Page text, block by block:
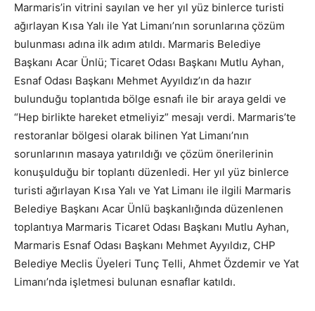
Marmaris’in vitrini sayılan ve her yıl yüz binlerce turisti
ağırlayan Kısa Yalı ile Yat Limanı’nın sorunlarına çözüm
bulunması adına ilk adım atıldı. Marmaris Belediye
Başkanı Acar Ünlü; Ticaret Odası Başkanı Mutlu Ayhan,
Esnaf Odası Başkanı Mehmet Ayyıldız’ın da hazır
bulunduğu toplantıda bölge esnafı ile bir araya geldi ve
“Hep birlikte hareket etmeliyiz” mesajı verdi. Marmaris’te
restoranlar bölgesi olarak bilinen Yat Limanı’nın
sorunlarının masaya yatırıldığı ve çözüm önerilerinin
konuşulduğu bir toplantı düzenledi. Her yıl yüz binlerce
turisti ağırlayan Kısa Yalı ve Yat Limanı ile ilgili Marmaris
Belediye Başkanı Acar Ünlü başkanlığında düzenlenen
toplantıya Marmaris Ticaret Odası Başkanı Mutlu Ayhan,
Marmaris Esnaf Odası Başkanı Mehmet Ayyıldız, CHP
Belediye Meclis Üyeleri Tunç Telli, Ahmet Özdemir ve Yat
Limanı’nda işletmesi bulunan esnaflar katıldı.